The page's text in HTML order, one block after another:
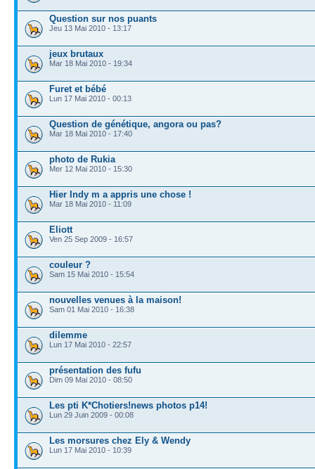
Question sur nos puants
Jeu 13 Mai 2010 - 13:17
jeux brutaux
Mar 18 Mai 2010 - 19:34
Furet et bébé
Lun 17 Mai 2010 - 00:13
Question de génétique, angora ou pas?
Mar 18 Mai 2010 - 17:40
photo de Rukia
Mer 12 Mai 2010 - 15:30
Hier Indy m a appris une chose !
Mar 18 Mai 2010 - 11:09
Eliott
Ven 25 Sep 2009 - 16:57
couleur ?
Sam 15 Mai 2010 - 15:54
nouvelles venues à la maison!
Sam 01 Mai 2010 - 16:38
dilemme
Lun 17 Mai 2010 - 22:57
présentation des fufu
Dim 09 Mai 2010 - 08:50
Les pti K*Chotiers!news photos p14!
Lun 29 Juin 2009 - 00:08
Les morsures chez Ely & Wendy
Lun 17 Mai 2010 - 10:39